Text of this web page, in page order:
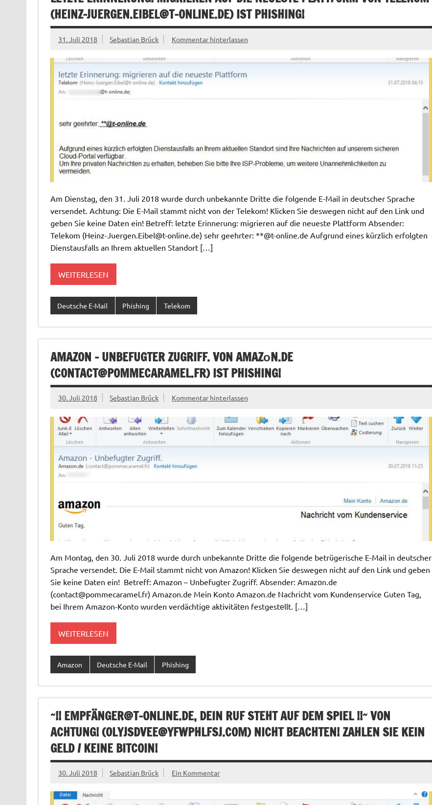
(HEINZ-JUERGEN.EIBEL@T-ONLINE.DE) IST PHISHING!
31. Juli 2018 Sebastian Brück Kommentar hinterlassen
Am Dienstag, den 31. Juli 2018 wurde durch unbekannte Dritte die folgende E-Mail in deutscher Sprache
versendet. Achtung: Die E-Mail stammt nicht von der Telekom! Klicken Sie deswegen nicht auf den Link und
geben Sie keine Daten ein! Betreff: letzte Erinnerung: migrieren auf die neueste Plattform Absender:
Telekom (Heinz-Juergen.Eibel@t-online.de) sehr geehrter: **@t-online.de Aufgrund eines kürzlich erfolgten
Dienstausfalls an Ihrem aktuellen Standort […]
WEITERLESEN
Deutsche E-Mail Phishing Telekom
AMAZON – UNBEFUGTER ZUGRIFF. VON AMAZᴏN.DE
(CONTACT@POMMECARAMEL.FR) IST PHISHING!
30. Juli 2018 Sebastian Brück Kommentar hinterlassen
Am Montag, den 30. Juli 2018 wurde durch unbekannte Dritte die folgende betrügerische E-Mail in deutscher
Sprache versendet. Die E-Mail stammt nicht von Amazon! Klicken Sie deswegen nicht auf den Link und geben
Sie keine Daten ein! Betreff: Amazon – Unbefugter Zugriff. Absender: Amazᴏn.de
(contact@pommecaramel.fr) Amazon.de Mein Konto Amazon.de Nachricht vom Kundenservice Guten Tag,
bei Ihrem Amаzon-Konto wurden verdächtigе aktivitätеn festgestеllt. […]
WEITERLESEN
Amazon Deutsche E-Mail Phishing
~!! EMPFÄNGER@T-ONLINE.DE, DEIN RUF STEHT AUF DEM SPIEL !!~ VON
ACHTUNG! (OLYJSDVEE@YFWPHLFSJ.COM) NICHT BEACHTEN! ZAHLEN SIE KEIN
GELD / KEINE BITCOIN!
30. Juli 2018 Sebastian Brück Ein Kommentar